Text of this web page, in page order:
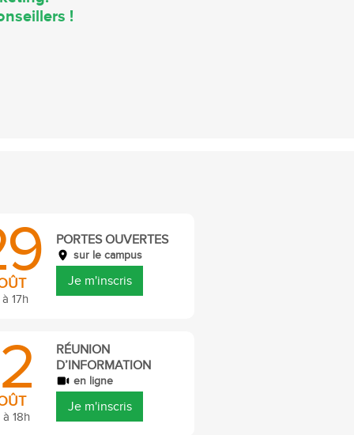
!
à 17h
PORTES OUVERTES
sur le campus
Je m'inscris
à 18h
RÉUNION
D’INFORMATION
en ligne
Je m'inscris